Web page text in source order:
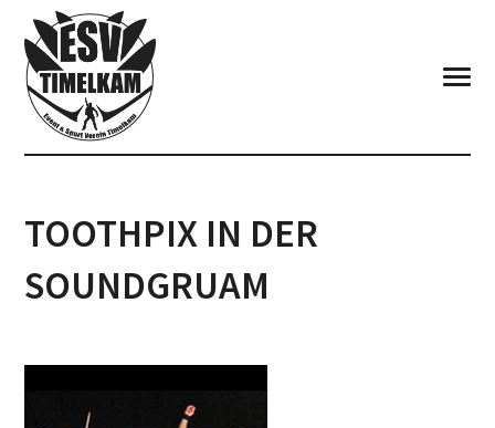
TOOTHPIX IN DER
SOUNDGRUAM